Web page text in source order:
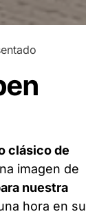
clásico de
imagen de
nuestra
hora en su